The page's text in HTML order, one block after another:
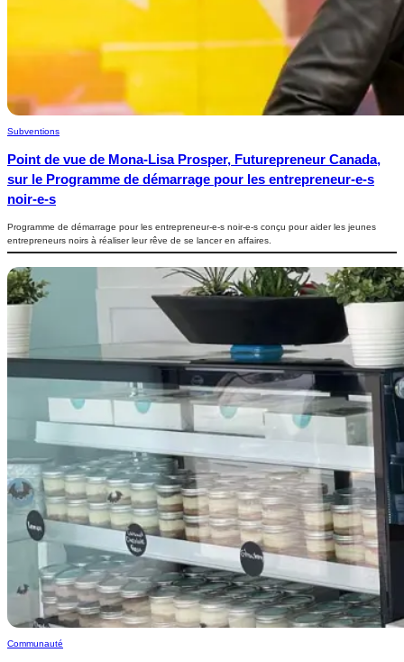
Subventions
Point de vue de Mona-Lisa Prosper, Futurepreneur Canada,
sur le Programme de démarrage pour les entrepreneur-e-s
noir-e-s
Programme de démarrage pour les entrepreneur-e-s noir-e-s conçu pour aider les jeunes
entrepreneurs noirs à réaliser leur rêve de se lancer en affaires.
Communauté